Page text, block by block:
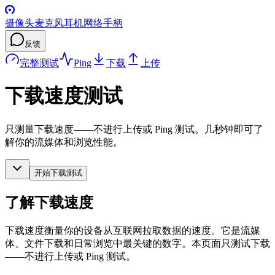
摄像头麦克风耳机网络手柄
反馈
完整测试 Ping 下载 上传
下载速度测试
只测量下载速度——不进行上传或 Ping 测试。几秒钟即可了
解你的流媒体和浏览性能。
开始下载测试
了解下载速度
下载速度衡量你的设备从互联网拉取数据的速度。它是流媒
体、文件下载和日常浏览中最关键的数字。本页面只测试下载
——不进行上传或 Ping 测试。